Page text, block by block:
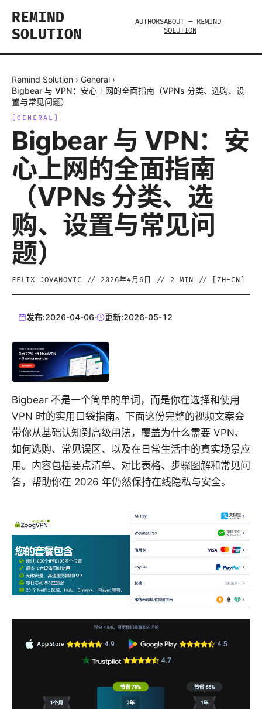
REMIND
SOLUTION
AUTHORSABOUT — REMIND
SOLUTION
Remind Solution › General ›
Bigbear 与 VPN：安心上网的全面指南（VPNs 分类、选购、设
置与常见问题）
GENERAL
Bigbear 与 VPN：安
心上网的全面指南
（VPNs 分类、选
购、设置与常见问
题）
FELIX JOVANOVIC // 2026年4月6日 // 2 MIN // [ ZH-CN
发布:2026-04-06· 更新:2026-05-12
Bigbear 不是一个简单的单词，而是你在选择和使用
VPN 时的实用口袋指南。下面这份完整的视频文案会
带你从基础认知到高级用法，覆盖为什么需要 VPN、
如何选购、常见误区、以及在日常生活中的真实场景应
用。内容包括要点清单、对比表格、步骤图解和常见问
答，帮助你在 2026 年仍然保持在线隐私与安全。